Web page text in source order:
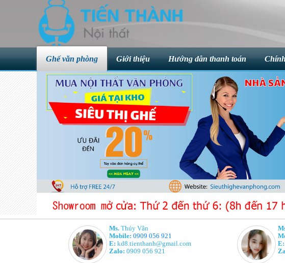
Ghế văn phòng Giới thiệu Hướng dẫn thanh toán
Ms. Thúy Vân
Mobile:0909 056 921
E: kd8.tienthanh@gmail.com
Zalo: 0909 056 921
E: